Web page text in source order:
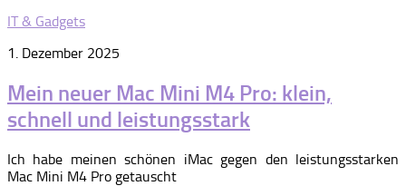
IT & Gadgets
1. Dezember 2025
Mein neuer Mac Mini M4 Pro: klein,
schnell und leistungsstark
Ich habe meinen schönen iMac gegen den leistungsstarken
Mac Mini M4 Pro getauscht